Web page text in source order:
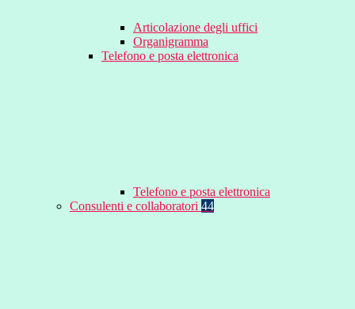
Articolazione degli uffici
Organigramma
Telefono e posta elettronica
Telefono e posta elettronica
Consulenti e collaboratori 44